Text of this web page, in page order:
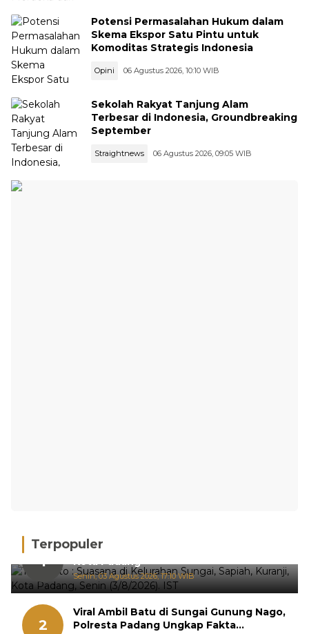
Potensi Permasalahan Hukum dalam
Skema Ekspor Satu Pintu untuk
Komoditas Strategis Indonesia
Opini 06 Agustus 2026, 10:10 WIB
Sekolah Rakyat Tanjung Alam
Terbesar di Indonesia, Groundbreaking
September
Straightnews 06 Agustus 2026, 09:05 WIB
Terpopuler
1
Hujan Deras, 15 Titik Banjir Terdeteksi di
Kota Padang
Senin, 03 Agustus 2026, 17:10 WIB
2
Viral Ambil Batu di Sungai Gunung Nago,
Polresta Padang Ungkap Fakta